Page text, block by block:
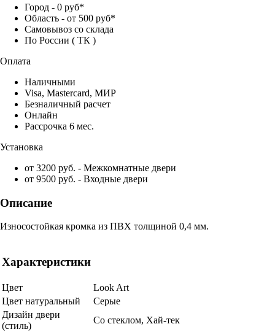
Город - 0 руб*
Область - от 500 руб*
Самовывоз со склада
По России ( ТК )
Оплата
Наличными
Visa, Mastercard, МИР
Безналичный расчет
Онлайн
Рассрочка 6 мес.
Установка
от 3200 руб. - Межкомнатные двери
от 9500 руб. - Входные двери
Описание
Износостойкая кромка из ПВХ толщиной 0,4 мм.
Характеристики
Цвет
Look Art
Цвет натуральный
Серые
Дизайн двери
(стиль)
Со стеклом, Хай-тек